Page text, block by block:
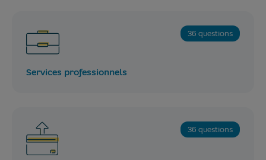
36 questions
Services professionnels
36 questions